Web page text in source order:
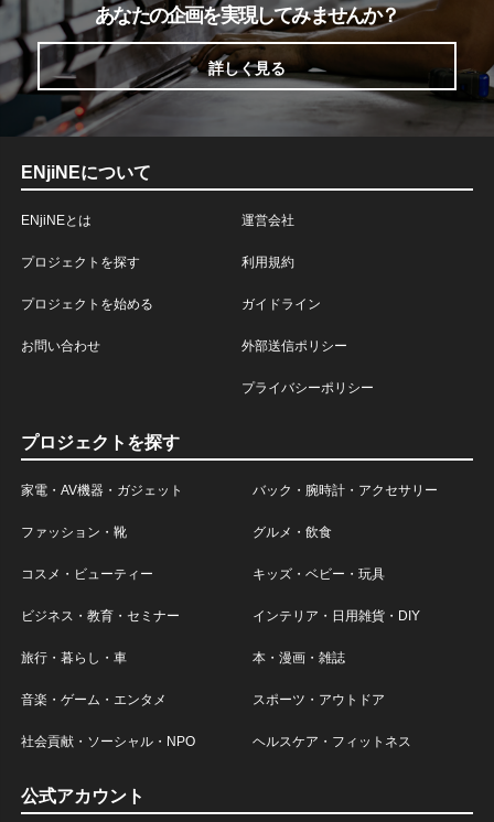
あなたの企画を実現してみませんか？
詳しく見る
ENjiNEについて
ENjiNEとは
プロジェクトを探す
プロジェクトを始める
お問い合わせ
運営会社
利用規約
ガイドライン
外部送信ポリシー
プライバシーポリシー
プロジェクトを探す
家電・AV機器・ガジェット バック・腕時計・アクセサリー
ファッション・靴 グルメ・飲食
コスメ・ビューティー キッズ・ベビー・玩具
ビジネス・教育・セミナー インテリア・日用雑貨・DIY
旅行・暮らし・車 本・漫画・雑誌
音楽・ゲーム・エンタメ スポーツ・アウトドア
社会貢献・ソーシャル・NPO ヘルスケア・フィットネス
公式アカウント